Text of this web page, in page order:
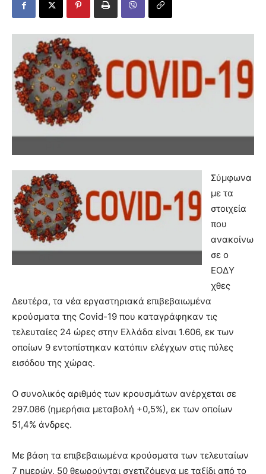
Σύμφωνα
με τα
στοιχεία
που
ανακοίνω
σε ο
ΕΟΔΥ
χθες
Δευτέρα, τα νέα εργαστηριακά επιβεβαιωμένα
κρούσματα της Covid-19 που καταγράφηκαν τις
τελευταίες 24 ώρες στην Ελλάδα είναι 1.606, εκ των
οποίων 9 εντοπίστηκαν κατόπιν ελέγχων στις πύλες
εισόδου της χώρας.
Ο συνολικός αριθμός των κρουσμάτων ανέρχεται σε
297.086 (ημερήσια μεταβολή +0,5%), εκ των οποίων
51,4% άνδρες.
Με βάση τα επιβεβαιωμένα κρούσματα των τελευταίων
7 ημερών, 50 θεωρούνται σχετιζόμενα με ταξίδι από το